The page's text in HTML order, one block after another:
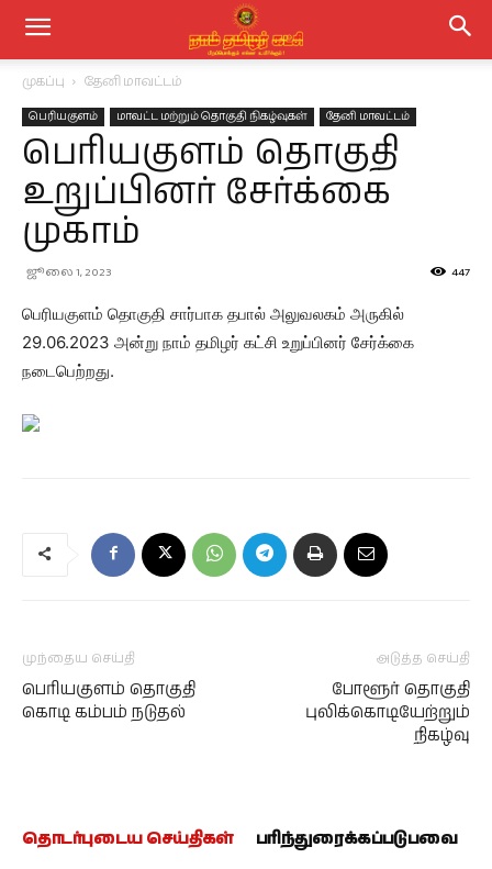
முகப்பு தேனி மாவட்டம்
பெரியகுளம் மாவட்ட மற்றும் தொகுதி நிகழ்வுகள் தேனி மாவட்டம்
பெரியகுளம் தொகுதி
உறுப்பினர் சேர்க்கை
முகாம்
ஜூலை 1, 2023 447
பெரியகுளம் தொகுதி சார்பாக தபால் அலுவலகம் அருகில்
29.06.2023 அன்று நாம் தமிழர் கட்சி உறுப்பினர் சேர்க்கை
நடைபெற்றது.
முந்தைய செய்தி
பெரியகுளம் தொகுதி
கொடி கம்பம் நடுதல்
அடுத்த செய்தி
போளூர் தொகுதி
புலிக்கொடியேற்றும்
நிகழ்வு
தொடர்புடைய செய்திகள் பரிந்துரைக்கப்படுபவை